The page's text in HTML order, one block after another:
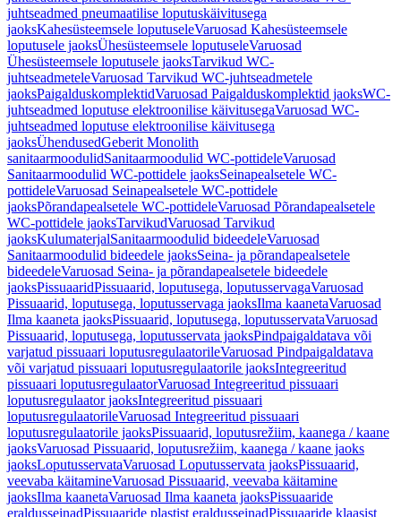
juhtseadmed pneumaatilise loputuskäivitusega
jaoksKahesüsteemsele loputuseleVaruosad Kahesüsteemsele
loputusele jaoksÜhesüsteemsele loputuseleVaruosad
Ühesüsteemsele loputusele jaoksTarvikud WC-
juhtseadmeteleVaruosad Tarvikud WC-juhtseadmetele
jaoksPaigalduskomplektidVaruosad Paigalduskomplektid jaoksWC-
juhtseadmed loputuse elektroonilise käivitusegaVaruosad WC-
juhtseadmed loputuse elektroonilise käivitusega
jaoksÜhendusedGeberit Monolith
sanitaarmoodulidSanitaarmoodulid WC-pottideleVaruosad
Sanitaarmoodulid WC-pottidele jaoksSeinapealsetele WC-
pottideleVaruosad Seinapealsetele WC-pottidele
jaoksPõrandapealsetele WC-pottideleVaruosad Põrandapealsetele
WC-pottidele jaoksTarvikudVaruosad Tarvikud
jaoksKulumaterjalSanitaarmoodulid bideedeleVaruosad
Sanitaarmoodulid bideedele jaoksSeina- ja põrandapealsetele
bideedeleVaruosad Seina- ja põrandapealsetele bideedele
jaoksPissuaaridPissuaarid, loputusega, loputusservagaVaruosad
Pissuaarid, loputusega, loputusservaga jaoksIlma kaanetaVaruosad
Ilma kaaneta jaoksPissuaarid, loputusega, loputusservataVaruosad
Pissuaarid, loputusega, loputusservata jaoksPindpaigaldatava või
varjatud pissuaari loputusregulaatorileVaruosad Pindpaigaldatava
või varjatud pissuaari loputusregulaatorile jaoksIntegreeritud
pissuaari loputusregulaatorVaruosad Integreeritud pissuaari
loputusregulaator jaoksIntegreeritud pissuaari
loputusregulaatorileVaruosad Integreeritud pissuaari
loputusregulaatorile jaoksPissuaarid, loputusrežiim, kaanega / kaane
jaoksVaruosad Pissuaarid, loputusrežiim, kaanega / kaane jaoks
jaoksLoputusservataVaruosad Loputusservata jaoksPissuaarid,
veevaba käitamineVaruosad Pissuaarid, veevaba käitamine
jaoksIlma kaanetaVaruosad Ilma kaaneta jaoksPissuaaride
eraldusseinadPissuaaride plastist eraldusseinadPissuaaride klaasist